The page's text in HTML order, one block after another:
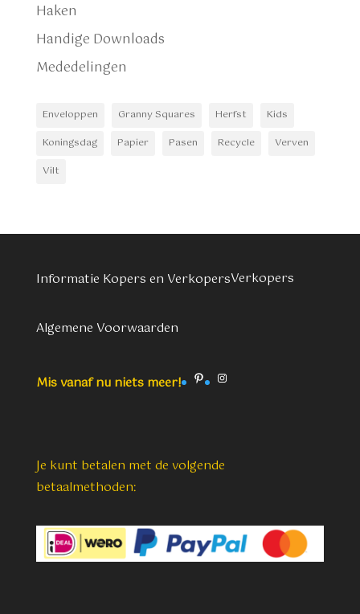
Haken
Handige Downloads
Mededelingen
Enveloppen Granny Squares Herfst
Kids
Koningsdag
Papier Pasen Recycle
Verven
Vilt
Informatie Kopers en VerkopersVerkopers
Algemene Voorwaarden
Mis vanaf nu niets meer! PinterestInstagram
Je kunt betalen met de volgende
betaalmethoden: